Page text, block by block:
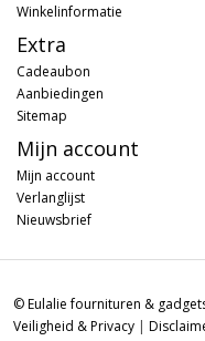
Winkelinformatie
Extra
Cadeaubon
Aanbiedingen
Sitemap
Mijn account
Mijn account
Verlanglijst
Nieuwsbrief
© Eulalie fournituren &
Veiligheid & Privacy |